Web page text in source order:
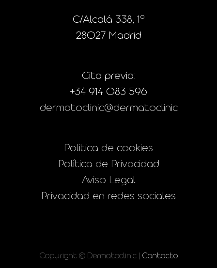
C/Alcalá 338, 1º
28027 Madrid
Cita previa:
+34 914 083 596
dermatoclinic@dermatoclinic
Politica de cookies
Política de Privacidad
Aviso Legal
Privacidad en redes sociales
Copyright © Dermatoclinic | Contacto